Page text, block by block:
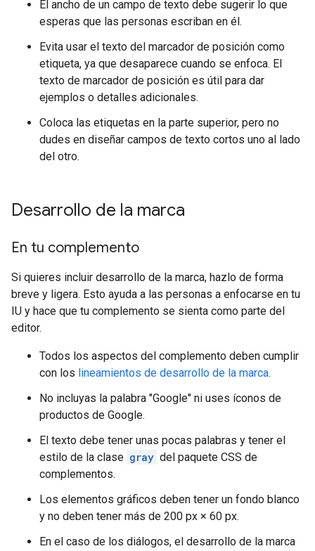
El ancho de un campo de texto debe sugerir lo que
esperas que las personas escriban en él.
Evita usar el texto del marcador de posición como
etiqueta, ya que desaparece cuando se enfoca. El
texto de marcador de posición es útil para dar
ejemplos o detalles adicionales.
Coloca las etiquetas en la parte superior, pero no
dudes en diseñar campos de texto cortos uno al lado
del otro.
Desarrollo de la marca
En tu complemento
Si quieres incluir desarrollo de la marca, hazlo de forma
breve y ligera. Esto ayuda a las personas a enfocarse en tu
IU y hace que tu complemento se sienta como parte del
editor.
Todos los aspectos del complemento deben cumplir
con los lineamientos de desarrollo de la marca.
No incluyas la palabra "Google" ni uses íconos de
productos de Google.
El texto debe tener unas pocas palabras y tener el
estilo de la clase gray del paquete CSS de
complementos.
Los elementos gráficos deben tener un fondo blanco
y no deben tener más de 200 px × 60 px.
En el caso de los diálogos, el desarrollo de la marca